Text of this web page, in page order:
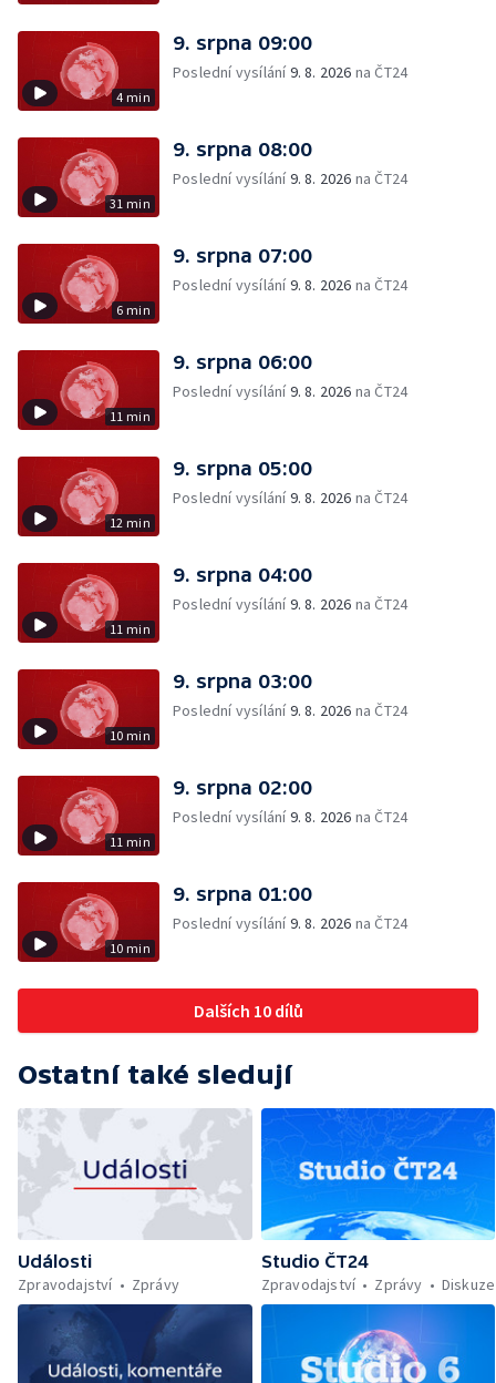
4 min
9. srpna 09:00
Poslední vysílání9. 8. 2026 na ČT24
31 min
9. srpna 08:00
Poslední vysílání9. 8. 2026 na ČT24
6 min
9. srpna 07:00
Poslední vysílání9. 8. 2026 na ČT24
11 min
9. srpna 06:00
Poslední vysílání9. 8. 2026 na ČT24
12 min
9. srpna 05:00
Poslední vysílání9. 8. 2026 na ČT24
11 min
9. srpna 04:00
Poslední vysílání9. 8. 2026 na ČT24
10 min
9. srpna 03:00
Poslední vysílání9. 8. 2026 na ČT24
11 min
9. srpna 02:00
Poslední vysílání9. 8. 2026 na ČT24
10 min
9. srpna 01:00
Poslední vysílání9. 8. 2026 na ČT24
Dalších 10 dílů
Ostatní také sledují
Události
Zpravodajství
Zprávy
Studio ČT24
Zpravodajství
Zprávy Diskuze